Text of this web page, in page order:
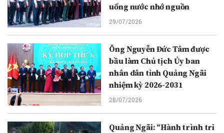
uống nước nhớ nguồn
29/07/2026
Ông Nguyễn Đức Tâm được
bầu làm Chủ tịch Ủy ban
nhân dân tỉnh Quảng Ngãi
nhiệm kỳ 2026-2031
28/07/2026
Quảng Ngãi: “Hành trình tri